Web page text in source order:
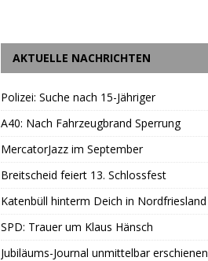
AKTUELLE NACHRICHTEN
Polizei: Suche nach 15-Jähriger
A40: Nach Fahrzeugbrand Sperrung
MercatorJazz im September
Breitscheid feiert 13. Schlossfest
Katenbüll hinterm Deich in Nordfriesland
SPD: Trauer um Klaus Hänsch
Jubiläums-Journal unmittelbar erschienen